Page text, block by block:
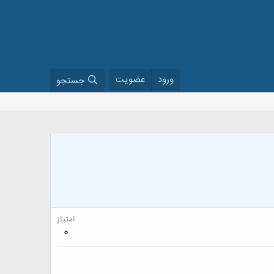
ورود عضویت جستجو
امتیاز
0